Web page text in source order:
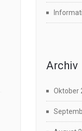
Archiv
Oktober